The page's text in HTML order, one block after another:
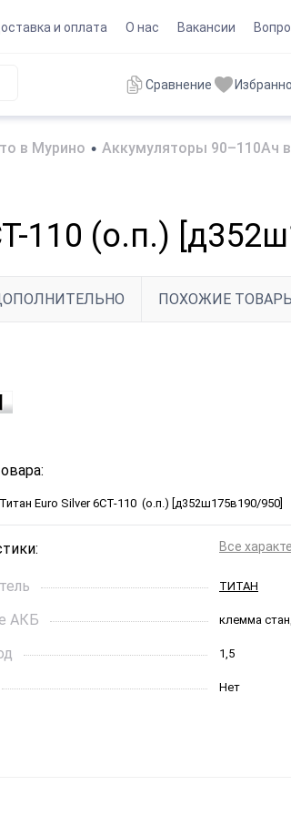
и оплата О нас Вакансии
Сравнение
в Мурино • Аккумуляторы 90–110Ач
110 (о.п.)
ПОХОЖИЕ
Euro Silver 6CT-110 (о.п.) [д352ш175в190/950]
Все
ТИТАН
АКБ клемма
1,5
Нет